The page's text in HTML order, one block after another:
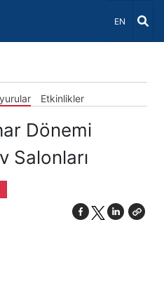
Dil Seçiniz
EN
Etkinlikler
Dönemi
Salonları